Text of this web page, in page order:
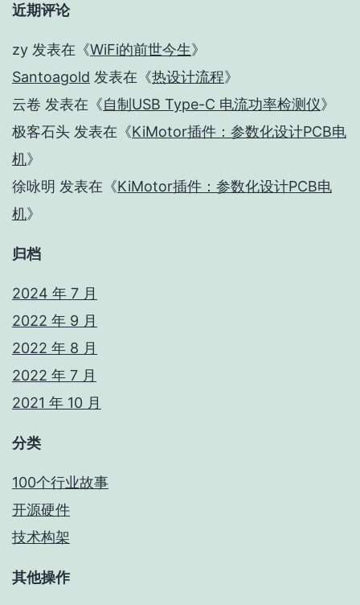
近期评论
zy 发表在《WiFi的前世今生》
Santoagold 发表在《热设计流程》
云卷 发表在《自制USB Type-C 电流功率检测仪》
极客石头 发表在《KiMotor插件：参数化设计PCB电
机》
徐咏明 发表在《KiMotor插件：参数化设计PCB电
机》
归档
2024 年 7 月
2022 年 9 月
2022 年 8 月
2022 年 7 月
2021 年 10 月
分类
100个行业故事
开源硬件
技术构架
其他操作